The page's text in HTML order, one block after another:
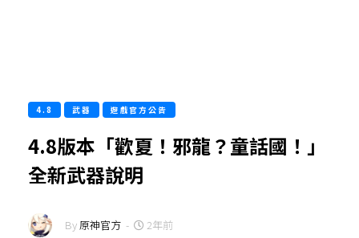
4.8 武器 遊戲官方公告
4.8版本「歡夏！邪龍？童話國！」
全新武器說明
By原神官方 - 2年前